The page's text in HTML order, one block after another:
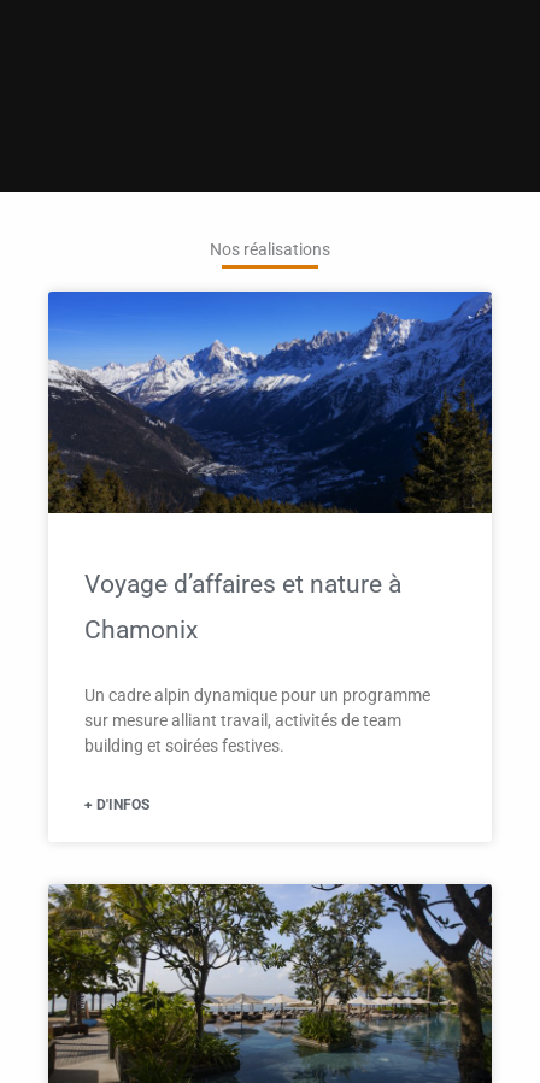
Nos réalisations
Voyage d’affaires et nature à
Chamonix
Un cadre alpin dynamique pour un programme
sur mesure alliant travail, activités de team
building et soirées festives.
+ D'INFOS